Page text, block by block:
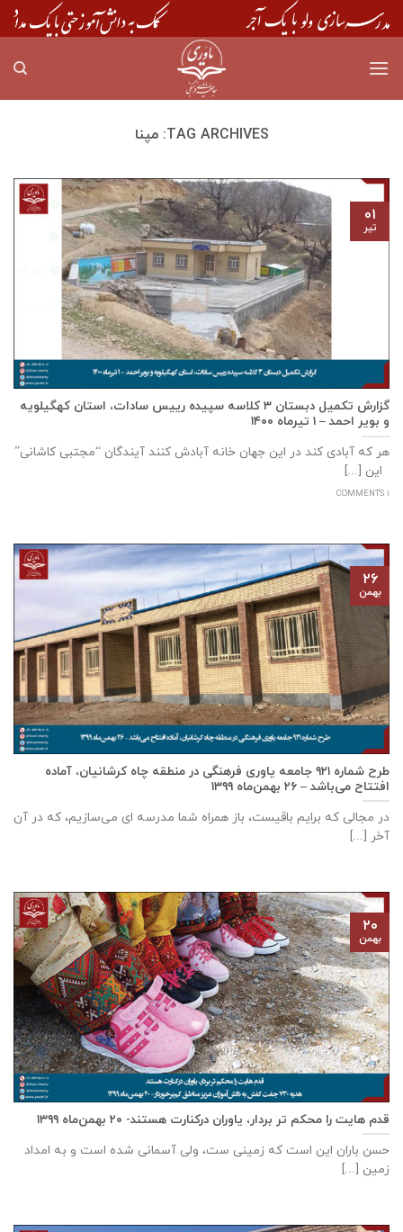
Skip
to
TAG ARCHIVES: مپنا
گزارش تکمیل دبستان ۳ کلاسه سپيده رييس سادات، استان كهگيلويه
و بوير احمد – ۱ تیرماه ۱۴۰۰
هر که آبادی کند در این جهان خانه آبادش کنند آیندگان “مجتبی کاشانی”
این [...]
1 COMMENTS
۰۱
تیر
طرح شماره ۹۲۱ جامعه ياوری فرهنگی در منطقه چاه کرشانیان، آماده
افتتاح می‌باشد – ۲۶ بهمن‌ماه ۱۳۹۹
در مجالی که برایم باقیست، باز همراه شما مدرسه ای می‌سازیم، که در آن
آخر [...]
۲۶
بهمن
قدم هایت را محکم تر بردار، یاوران درکنارت هستند- ۲۰ بهمن‌ماه ۱۳۹۹
حسن باران این است که زمینی ست، ولی آسمانی شده است و به امداد
زمین [...]
۲۰
بهمن